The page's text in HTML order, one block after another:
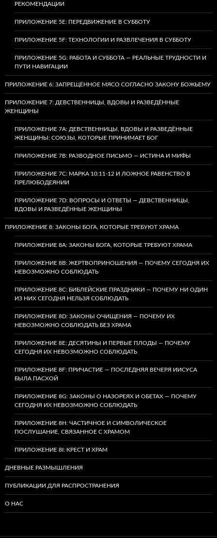
РЕКОМЕНДАЦИИ
ПРИЛОЖЕНИЕ 5E: ПЕРЕДВИЖЕНИЕ В СУББОТУ
ПРИЛОЖЕНИЕ 5F: ТЕХНОЛОГИИ И РАЗВЛЕЧЕНИЯ В СУББОТУ
ПРИЛОЖЕНИЕ 5G: РАБОТА И СУББОТА — РЕАЛЬНЫЕ ТРУДНОСТИ И
ПУТИ НАВИГАЦИИ
ПРИЛОЖЕНИЕ 6: ЗАПРЕЩЁННОЕ МЯСО СОГЛАСНО ЗАКОНУ БОЖЬЕМУ
ПРИЛОЖЕНИЕ 7: ДЕВСТВЕННИЦЫ, ВДОВЫ И РАЗВЕДЁННЫЕ
ЖЕНЩИНЫ
ПРИЛОЖЕНИЕ 7А: ДЕВСТВЕННИЦЫ, ВДОВЫ И РАЗВЕДЁННЫЕ
ЖЕНЩИНЫ: СОЮЗЫ, КОТОРЫЕ ПРИНИМАЕТ БОГ
ПРИЛОЖЕНИЕ 7B: РАЗВОДНОЕ ПИСЬМО — ИСТИНА И МИФЫ
ПРИЛОЖЕНИЕ 7C: МАРКА 10:11-12 И ЛОЖНОЕ РАВЕНСТВО В
ПРЕЛЮБОДЕЯНИИ
ПРИЛОЖЕНИЕ 7D: ВОПРОСЫ И ОТВЕТЫ — ДЕВСТВЕННИЦЫ,
ВДОВЫ И РАЗВЕДЁННЫЕ ЖЕНЩИНЫ
ПРИЛОЖЕНИЕ 8: ЗАКОНЫ БОГА, КОТОРЫЕ ТРЕБУЮТ ХРАМА
ПРИЛОЖЕНИЕ 8A: ЗАКОНЫ БОГА, КОТОРЫЕ ТРЕБУЮТ ХРАМА
ПРИЛОЖЕНИЕ 8B: ЖЕРТВОПРИНОШЕНИЯ — ПОЧЕМУ СЕГОДНЯ ИХ
НЕВОЗМОЖНО СОБЛЮДАТЬ
ПРИЛОЖЕНИЕ 8C: БИБЛЕЙСКИЕ ПРАЗДНИКИ — ПОЧЕМУ НИ ОДИН
ИЗ НИХ СЕГОДНЯ НЕЛЬЗЯ СОБЛЮДАТЬ
ПРИЛОЖЕНИЕ 8D: ЗАКОНЫ ОЧИЩЕНИЯ — ПОЧЕМУ ИХ
НЕВОЗМОЖНО СОБЛЮДАТЬ БЕЗ ХРАМА
ПРИЛОЖЕНИЕ 8E: ДЕСЯТИНЫ И ПЕРВЫЕ ПЛОДЫ — ПОЧЕМУ
СЕГОДНЯ ИХ НЕВОЗМОЖНО СОБЛЮДАТЬ
ПРИЛОЖЕНИЕ 8F: ПРИЧАСТИЕ — ПОСЛЕДНЯЯ ВЕЧЕРЯ ИИСУСА
БЫЛА ПАСХОЙ
ПРИЛОЖЕНИЕ 8G: ЗАКОНЫ О НАЗОРЕЯХ И ОБЕТАХ — ПОЧЕМУ
СЕГОДНЯ ИХ НЕВОЗМОЖНО СОБЛЮДАТЬ
ПРИЛОЖЕНИЕ 8H: ЧАСТИЧНОЕ И СИМВОЛИЧЕСКОЕ
ПОСЛУШАНИЕ, СВЯЗАННОЕ С ХРАМОМ
ПРИЛОЖЕНИЕ 8I: КРЕСТ И ХРАМ
ДНЕВНЫЕ РАЗМЫШЛЕНИЯ
ПУБЛИКАЦИИ ДЛЯ РАСПРОСТРАНЕНИЯ
О НАС